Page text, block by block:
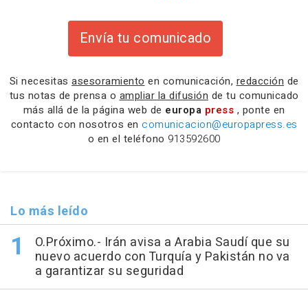
Envía tu comunicado
Si necesitas asesoramiento en comunicación, redacción de
tus notas de prensa o ampliar la difusión de tu comunicado
más allá de la página web de europa press , ponte en
contacto con nosotros en comunicacion@europapress.es
o en el teléfono 913592600
Lo más leído
O.Próximo.- Irán avisa a Arabia Saudí que su
nuevo acuerdo con Turquía y Pakistán no va
a garantizar su seguridad